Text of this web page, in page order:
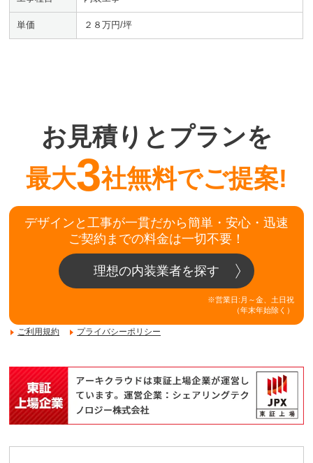
単価 ２８万円/坪
お見積りとプランを
最大3社無料でご提案!
デザインと工事が一貫だから簡単・安心・迅速
ご契約までの料金は一切不要！
理想の内装業者を探す
※営業日:月～金、土日祝
（年末年始除く）
ご利用規約 プライバシーポリシー